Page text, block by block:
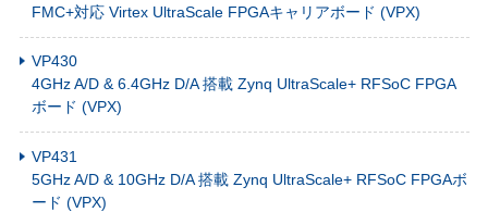
FMC+対応 Virtex UltraScale FPGAキャリアボード (VPX)
VP430
4GHz A/D & 6.4GHz D/A 搭載 Zynq UltraScale+ RFSoC FPGA
ボード (VPX)
VP431
5GHz A/D & 10GHz D/A 搭載 Zynq UltraScale+ RFSoC FPGAボ
ード (VPX)